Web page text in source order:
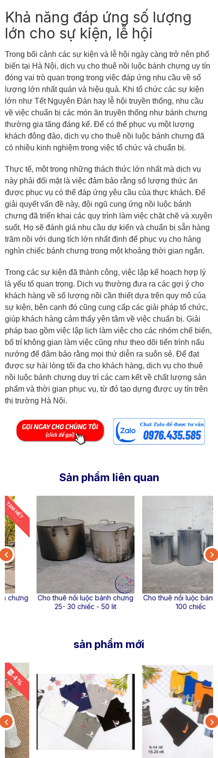
Khả năng đáp ứng số lượng
lớn cho sự kiện, lễ hội
Trong bối cảnh các sự kiện và lễ hội ngày càng trở nên phổ
biến tại Hà Nội, dịch vụ cho thuê nồi luộc bánh chưng uy tín
đóng vai trò quan trọng trong việc đáp ứng nhu cầu về số
lượng lớn nhất quán và hiệu quả. Khi tổ chức các sự kiện
lớn như Tết Nguyên Đán hay lễ hội truyền thống, nhu cầu
về việc chuẩn bị các món ăn truyền thống như bánh chưng
thường gia tăng đáng kể. Để có thể phục vụ một lượng
khách đông đảo, dịch vụ cho thuê nồi luộc bánh chưng đã
có nhiều kinh nghiệm trong việc tổ chức và chuẩn bị.
Thực tế, một trong những thách thức lớn nhất mà dịch vụ
này phải đối mặt là việc đảm bảo rằng số lượng thức ăn
được phục vụ có thể đáp ứng yêu cầu của thực khách. Để
giải quyết vấn đề này, đội ngũ cung ứng nồi luộc bánh
chưng đã triển khai các quy trình làm việc chặt chẽ và xuyên
suốt. Họ sẽ đánh giá nhu cầu dự kiến và chuẩn bị sẵn hàng
trăm nồi với dung tích lớn nhất định để phục vụ cho hàng
nghìn chiếc bánh chưng trong một khoảng thời gian ngắn.
Trong các sự kiện đã thành công, việc lập kế hoạch hợp lý
là yếu tố quan trọng. Dịch vụ thường đưa ra các gợi ý cho
khách hàng về số lượng nồi cần thiết dựa trên quy mô của
sự kiện, bên cạnh đó cũng cung cấp các giải pháp tổ chức,
giúp khách hàng cảm thấy yên tâm về việc chuẩn bị. Giải
pháp bao gồm việc lập lịch làm việc cho các nhóm chế biến,
bố trí không gian làm việc cũng như theo dõi tiến trình nấu
nướng để đảm bảo rằng mọi thứ diễn ra suôn sẻ. Để đạt
được sự hài lòng tối đa cho khách hàng, dịch vụ cho thuê
nồi luộc bánh chưng duy trì các cam kết về chất lượng sản
phẩm và thời gian phục vụ, từ đó tạo dựng được uy tín trên
thị trường Hà Nội.
Sản phẩm liên quan
Cho thuê nồi luộc bánh chưng
25- 30 chiếc - 50 lit
Cho thuê nồi luộc bánh chưng
100 chiếc
sản phẩm mới